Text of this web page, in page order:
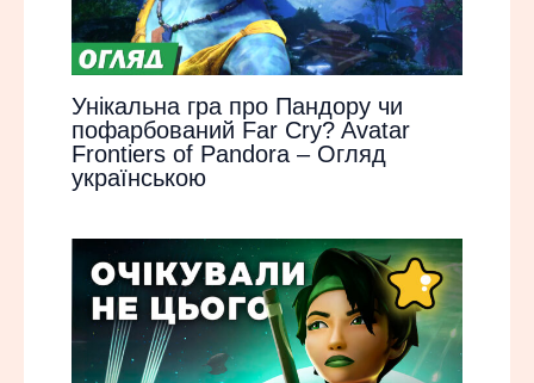
Унікальна гра про Пандору чи
пофарбований Far Cry? Avatar
Frontiers of Pandora – Огляд
українською